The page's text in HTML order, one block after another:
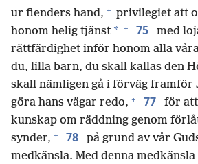
ur fienders hand, + privilegiet att
honom helig tjänst * + 75
med
rättfärdighet inför honom alla
du, lilla barn, du skall kallas den
skall nämligen gå i förväg framför
göra hans vägar redo, + 77
för
kunskap om räddning genom
synder, + 78
på grund av vår
medkänsla. Med denna